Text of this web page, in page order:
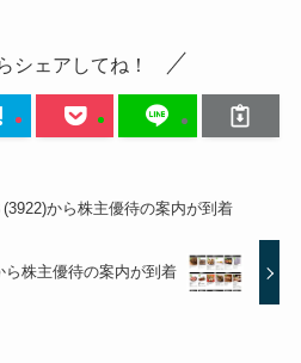
シェアしてね！
から株主優待の案内が到着
ら株主優待の案内が到着